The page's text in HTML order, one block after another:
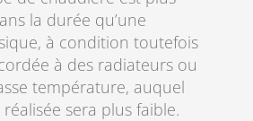
la durée qu’une
à condition toutefois
à des radiateurs ou
température, auquel
réalisée sera plus faible.